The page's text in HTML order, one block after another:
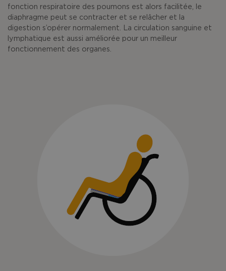
fonction respiratoire des poumons est alors facilitée, le
diaphragme peut se contracter et se relâcher et la
digestion s’opérer normalement. La circulation sanguine et
lymphatique est aussi améliorée pour un meilleur
fonctionnement des organes.